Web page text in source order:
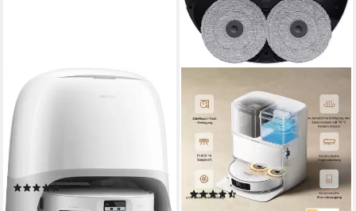
ROBOROCK
Saugroboter mit
Wischfunktion Qrevo Curv X
Reichweite
(3)
ab 649,00 € 1.299,00 €
Saugroboter mit
Wischfunktion Mova P50
Ultra
700 W
Leistung
Größe Staubbehälter
(11)